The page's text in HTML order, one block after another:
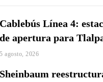
Cablebús Línea 4:
de apertura para
5 agosto, 2026
Sheinbaum